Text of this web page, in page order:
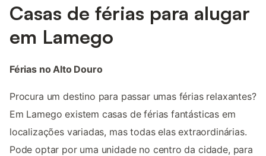
Casas de férias para alugar
em Lamego
Férias no Alto Douro
Procura um destino para passar umas férias relaxantes?
Em Lamego existem casas de férias fantásticas em
localizações variadas, mas todas elas extraordinárias.
Pode optar por uma unidade no centro da cidade, para